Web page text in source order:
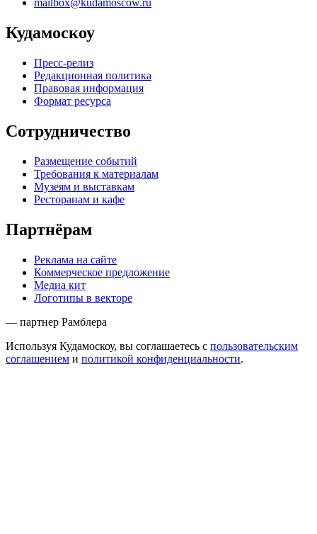
mailbox@kudamoscow.ru
Кудамоскоу
Пресс-релиз
Редакционная политика
Правовая информация
Формат ресурса
Сотрудничество
Размещение событий
Требования к материалам
Музеям и выставкам
Ресторанам и кафе
Партнёрам
Реклама на сайте
Коммерческое предложение
Медиа кит
Логотипы в векторе
— партнер Рамблера
Используя Кудамоскоу, вы соглашаетесь с пользовательским
соглашением и политикой конфиденциальности.